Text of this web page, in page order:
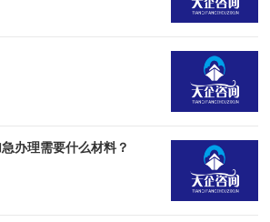
办理需要什么材料？